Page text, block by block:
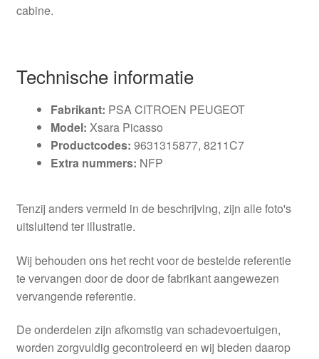
cabine.
Technische informatie
Fabrikant: PSA CITROEN PEUGEOT
Model: Xsara Picasso
Productcodes: 9631315877, 8211C7
Extra nummers: NFP
Tenzij anders vermeld in de beschrijving, zijn alle foto's
uitsluitend ter illustratie.
Wij behouden ons het recht voor de bestelde referentie
te vervangen door de door de fabrikant aangewezen
vervangende referentie.
De onderdelen zijn afkomstig van schadevoertuigen,
worden zorgvuldig gecontroleerd en wij bieden daarop